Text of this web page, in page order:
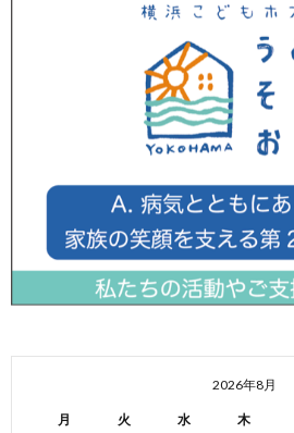
2026年8月
月 火 水 木